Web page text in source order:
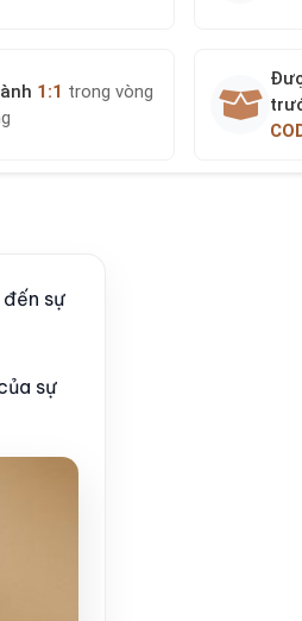
1:1 trong vòng
sự
sự